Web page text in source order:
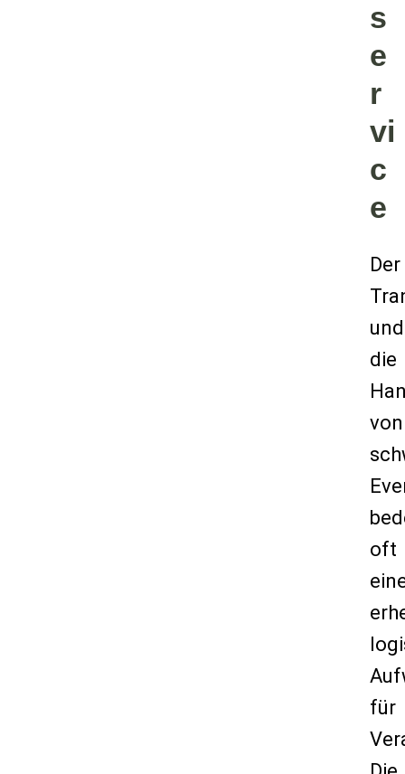
s
e
r
vi
c
e
Der
und
die
von
oft
für